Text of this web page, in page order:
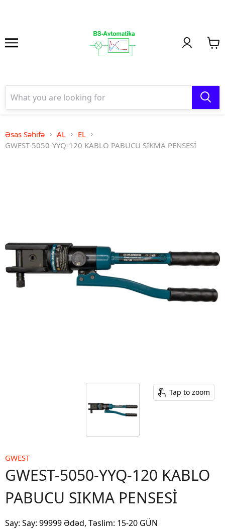
Əsas Səhifə AL
EL
GWEST-5050-YYQ-120 KABLO PABUCU SIKMA PENSESİ
Tap to zoom
GWEST
GWEST-5050-YYQ-120 KABLO
PABUCU SIKMA PENSESİ
Say: Say: 99999 Ədəd, Təslim: 15-20 GÜN